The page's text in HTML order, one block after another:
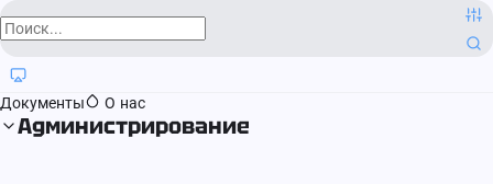
О компании
Контактная информация
Документы
О нас
Администрирование